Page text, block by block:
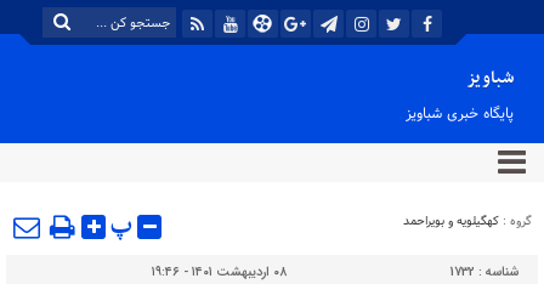
شباویز
پایگاه خبری شباویز
گروه : کهگیلویه و بویراحمد پ
شناسه : 1732
۰۸ اردیبهشت ۱۴۰۱ - ۱۹:۴۶